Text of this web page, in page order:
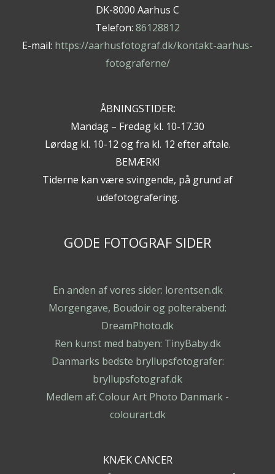
DK-8000 Aarhus C
Telefon: 86128812
E-mail: https://aarhusfotograf.dk/kontakt-aarhus-
fotograferne/
ÅBNINGSTIDER:
Mandag – Fredag kl. 10-17.30
Lørdag kl. 10-12 og fra kl. 12 efter aftale.
BEMÆRK!
Tiderne kan være svingende, på grund af
udefotografering.
GODE FOTOGRAF SIDER
En anden af vores sider: lorentsen.dk
Morgengave, Boudoir og polterabend:
DreamPhoto.dk
Ren kunst med babyen: TinyBaby.dk
Danmarks bedste bryllupsfotografer:
bryllupsfotograf.dk
Medlem af: Colour Art Photo Danmark -
colourart.dk
KNÆK CANCER